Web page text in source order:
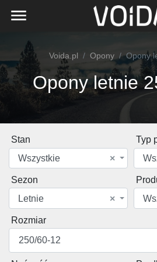
Voida.pl Opony Opony
Opony letnie
Stan
×
Wszystkie
Typ
Sezon
×
Letnie
Rozmiar
250/60-12